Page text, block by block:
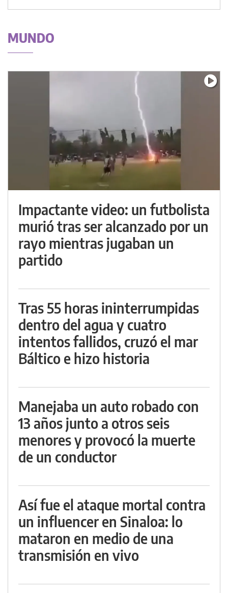
MUNDO
Impactante video: un futbolista
murió tras ser alcanzado por un
rayo mientras jugaban un
partido
Tras 55 horas ininterrumpidas
dentro del agua y cuatro
intentos fallidos, cruzó el mar
Báltico e hizo historia
Manejaba un auto robado con
13 años junto a otros seis
menores y provocó la muerte
de un conductor
Así fue el ataque mortal contra
un influencer en Sinaloa: lo
mataron en medio de una
transmisión en vivo